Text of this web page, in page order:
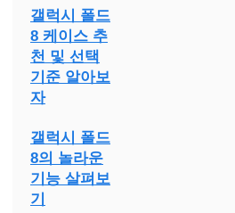
갤럭시 폴드
8 케이스 추
천 및 선택
기준 알아보
자
갤럭시 폴드
8의 놀라운
기능 살펴보
기